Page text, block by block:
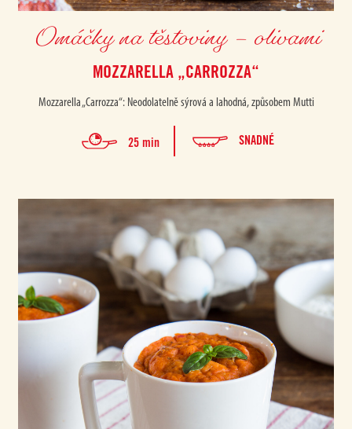
Omáčky na těstoviny – olivami
MOZZARELLA „CARROZZA“
Mozzarella „Carrozza“: Neodolatelně sýrová a lahodná, způsobem Mutti
25 min SNADNÉ